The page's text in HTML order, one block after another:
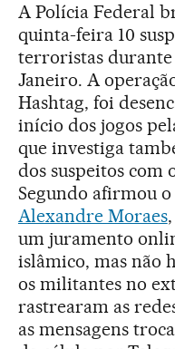
A Polícia Federal
quinta-feira 10
terroristas
Janeiro. A
Hashtag, foi
início dos jogos
que investiga
dos suspeitos com
Segundo afirmou
Alexandre Moraes
um juramento
islâmico, mas não
os militantes no
rastrearam as
as mensagens